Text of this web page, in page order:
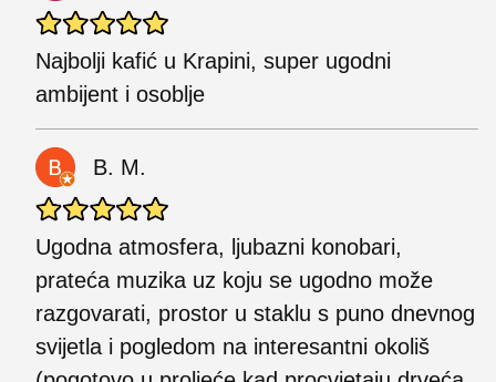
Najbolji kafić u Krapini, super ugodni
ambijent i osoblje
B. M.
Ugodna atmosfera, ljubazni konobari,
prateća muzika uz koju se ugodno može
razgovarati, prostor u staklu s puno dnevnog
svijetla i pogledom na interesantni okoliš